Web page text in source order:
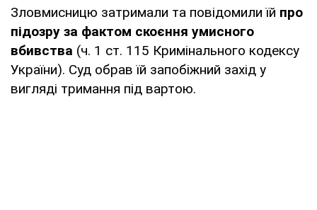
Зловмисницю затримали та повідомили їй про
підозру за фактом скоєння умисного
вбивства (ч. 1 ст. 115 Кримінального кодексу
України). Суд обрав їй запобіжний захід у
вигляді тримання під вартою.